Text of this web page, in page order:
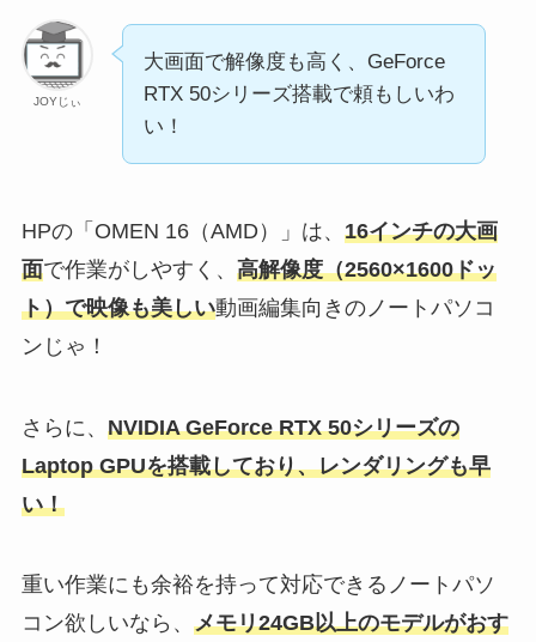
JOYじぃ
大画面で解像度も高く、GeForce
RTX 50シリーズ搭載で頼もしいわ
い！
HPの「OMEN 16（AMD）」は、 16インチの大画
面で作業がしやすく、 高解像度（2560×1600ドッ
ト）で映像も美しい動画編集向きのノートパソコ
ンじゃ！
さらに、 NVIDIA GeForce RTX 50シリーズの
Laptop GPUを搭載しており、レンダリングも早
い！
重い作業にも余裕を持って対応できるノートパソ
コン欲しいなら、 メモリ24GB以上のモデルがおす